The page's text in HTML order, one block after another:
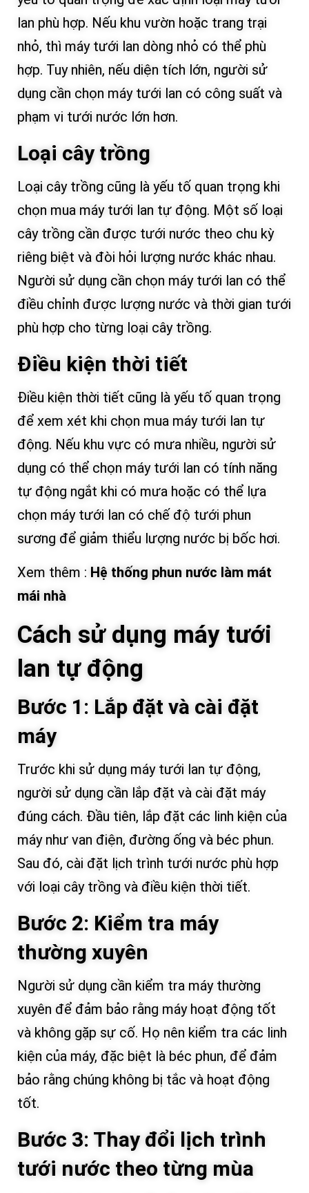
lan phù hợp. Nếu khu vườn hoặc trang trại
nhỏ, thì máy tưới lan dòng nhỏ có thể phù
hợp. Tuy nhiên, nếu diện tích lớn, người sử
dụng cần chọn máy tưới lan có công suất và
phạm vi tưới nước lớn hơn.
Loại cây trồng
Loại cây trồng cũng là yếu tố quan trọng khi
chọn mua máy tưới lan tự động. Một số loại
cây trồng cần được tưới nước theo chu kỳ
riêng biệt và đòi hỏi lượng nước khác nhau.
Người sử dụng cần chọn máy tưới lan có thể
điều chỉnh được lượng nước và thời gian tưới
phù hợp cho từng loại cây trồng.
Điều kiện thời tiết
Điều kiện thời tiết cũng là yếu tố quan trọng
để xem xét khi chọn mua máy tưới lan tự
động. Nếu khu vực có mưa nhiều, người sử
dụng có thể chọn máy tưới lan có tính năng
tự động ngắt khi có mưa hoặc có thể lựa
chọn máy tưới lan có chế độ tưới phun
sương để giảm thiểu lượng nước bị bốc hơi.
Xem thêm : Hệ thống phun nước làm mát
mái nhà
Cách sử dụng máy tưới
lan tự động
Bước 1: Lắp đặt và cài đặt
máy
Trước khi sử dụng máy tưới lan tự động,
người sử dụng cần lắp đặt và cài đặt máy
đúng cách. Đầu tiên, lắp đặt các linh kiện của
máy như van điện, đường ống và béc phun.
Sau đó, cài đặt lịch trình tưới nước phù hợp
với loại cây trồng và điều kiện thời tiết.
Bước 2: Kiểm tra máy
thường xuyên
Người sử dụng cần kiểm tra máy thường
xuyên để đảm bảo rằng máy hoạt động tốt
và không gặp sự cố. Họ nên kiểm tra các linh
kiện của máy, đặc biệt là béc phun, để đảm
bảo rằng chúng không bị tắc và hoạt động
tốt.
Bước 3: Thay đổi lịch trình
tưới nước theo từng mùa